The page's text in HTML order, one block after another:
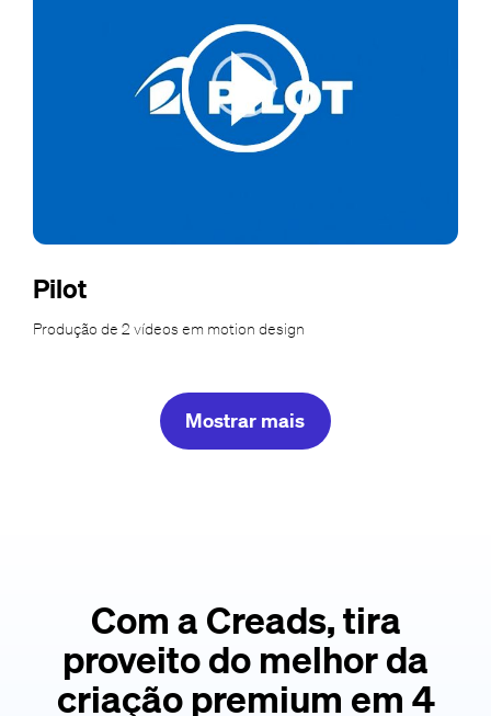
Pilot
Produção de 2 vídeos em motion design
Mostrar mais
Com a Creads, tira
proveito do melhor da
criação premium em 4